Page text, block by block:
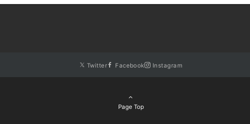
Twitter Facebook Instagram
Page Top